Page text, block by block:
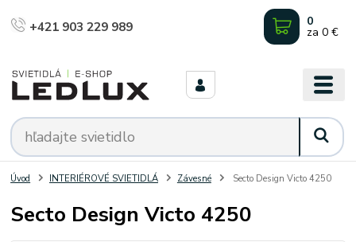
+421 903 229 989 0
za 0 €
Úvod INTERIÉROVÉ SVIETIDLÁ Závesné Secto Design Victo 4250
Secto Design Victo 4250